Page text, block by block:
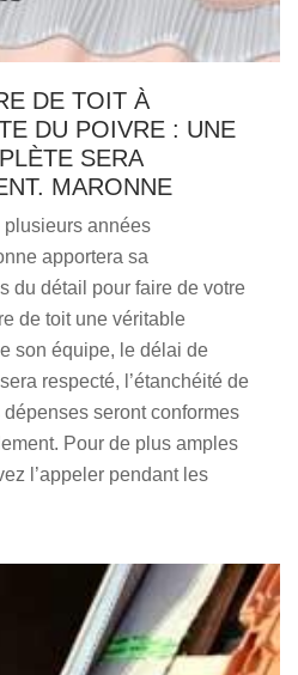
DE TOIT À
DU POIVRE : UNE
SERA
MARONNE
plusieurs années
apportera sa
du détail pour faire de votre
de toit une véritable
son équipe, le délai de
respecté, l’étanchéité de
seront conformes
Pour de plus amples
l’appeler pendant les